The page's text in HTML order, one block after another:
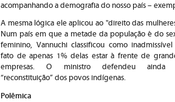
acompanhando a demografia do nosso país –
A mesma lógica ele aplicou ao "direito das
Num país em que a metade da população é do
feminino, Vannuchi classificou como
fato de apenas 1% delas estar à frente de
empresas. O ministro defendeu ainda
“reconstituição” dos povos indígenas.
Polêmica